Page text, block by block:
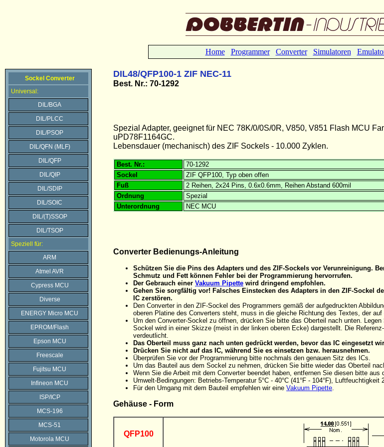
Home Programmer Converter Simulatoren
Sockel Converter
Universal:
DIL/BGA
DIL/PLCC
DIL/PSOP
DIL/QFN (MLF)
DIL/QFP
DIL/QIP
DIL/SDIP
DIL/SOIC
DIL/(T)SSOP
DIL/TSOP
Speziell für:
ARM
Atmel AVR
Cypress MCU
Diverse
ENERGY Micro MCU
EPROM/Flash
Epson MCU
Freescale
Fujitsu MCU
Infineon MCU
ISP/ICP
MCS-196
MCS-51
Motorola MCU
DIL48/QFP100-1 ZIF NEC-11
Best. Nr.: 70-1292
Spezial Adapter, geeignet für NEC 78K/0/0S/0R, V850, V851 Flash MCU
uPD78F1164GC.
Lebensdauer (mechanisch) des ZIF Sockels - 10.000 Zyklen.
Best. Nr.:
70-1292
Sockel
ZIF QFP100, Typ oben offen
Fuß
2 Reihen, 2x24 Pins, 0.6x0.6mm, Reihen Abstand 600mil
Ordnung
Spezial
Unterordnung
NEC MCU
Converter Bedienungs-Anleitung
Schützen Sie die Pins des Adapters und des ZIF-Sockels vor Verunreinigung.
Schmutz und Fett können Fehler bei der Programmierung hervorrufen.
Der Gebrauch einer Vakuum Pipette wird dringend empfohlen.
Gehen Sie sorgfältig vor! Falsches Einstecken des Adapters in den ZIF-Sockel
IC zerstören.
Den Converter in den ZIF-Sockel des Programmers gemäß der aufgedruckten
oberen Platine des Converters steht, muss in die gleiche Richtung des Textes, der
Um den Converter-Sockel zu öffnen, drücken Sie bitte das Oberteil nach unten.
Sockel wird in einer Skizze (meist in der linken oberen Ecke) dargestellt. Die
verdeutlicht.
Das Oberteil muss ganz nach unten gedrückt werden, bevor das IC eingesetzt
Drücken Sie nicht auf das IC, während Sie es einsetzen bzw. herausnehmen.
Überprüfen Sie vor der Programmierung bitte nochmals den genauen Sitz des ICs.
Um das Bauteil aus dem Sockel zu nehmen, drücken Sie bitte wieder das Oberteil
Wenn Sie die Arbeit mit dem Converter beendet haben, entfernen Sie diesen bitte aus
Umwelt-Bedingungen: Betriebs-Temperatur 5°C - 40°C (41°F - 104°F),
Für den Umgang mit dem Bauteil empfehlen wir eine Vakuum Pipette.
Gehäuse - Form
QFP100